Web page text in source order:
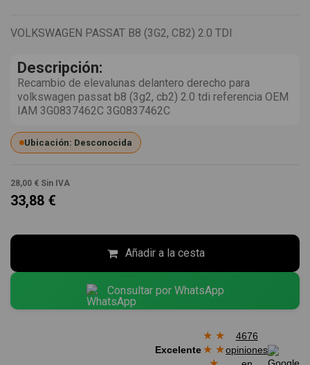
VOLKSWAGEN PASSAT B8 (3G2, CB2) 2.0 TDI
Descripción:
Recambio de elevalunas delantero derecho para
volkswagen passat b8 (3g2, cb2) 2.0 tdi referencia OEM
IAM 3G0837462C 3G0837462C
Ubicación: Desconocida
28,00 € Sin IVA
33,88 €
Añadir a la cesta
Consultar por WhatsApp
Excelente
★ ★
★ ★
4676
opiniones